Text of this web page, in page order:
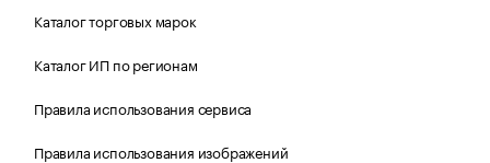
Каталог торговых марок
Каталог ИП по регионам
Правила использования сервиса
Правила использования изображений